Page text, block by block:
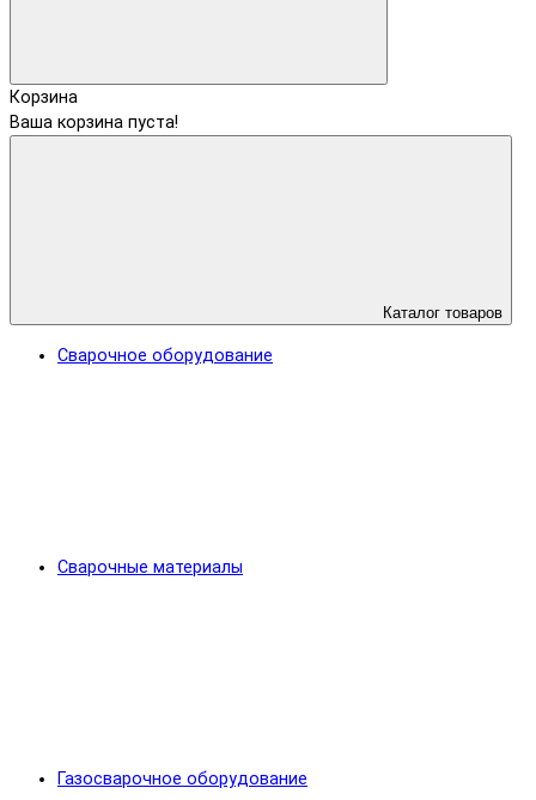
Корзина
Ваша корзина пуста!
Каталог товаров
Сварочное оборудование
Сварочные материалы
Газосварочное оборудование